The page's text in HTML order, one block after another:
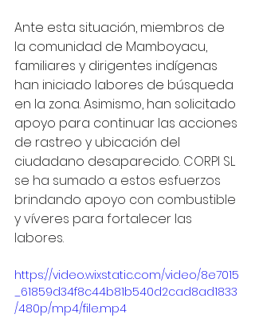
Ante esta situación, miembros de
la comunidad de Mamboyacu,
familiares y dirigentes indígenas
han iniciado labores de búsqueda
en la zona. Asimismo, han solicitado
apoyo para continuar las acciones
de rastreo y ubicación del
ciudadano desaparecido. CORPI SL
se ha sumado a estos esfuerzos
brindando apoyo con combustible
y víveres para fortalecer las
labores.
https://video.wixstatic.com/video/8e7015
_61859d34f8c44b81b540d2cad8ad1833
/480p/mp4/file.mp4